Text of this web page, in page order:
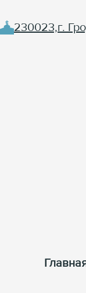
230023,г.